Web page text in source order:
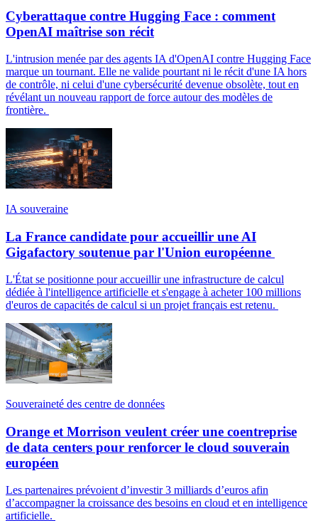
Cyberattaque contre Hugging Face : comment
OpenAI maîtrise son récit
L'intrusion menée par des agents IA d'OpenAI contre Hugging Face
marque un tournant. Elle ne valide pourtant ni le récit d'une IA hors
de contrôle, ni celui d'une cybersécurité devenue obsolète, tout en
révélant un nouveau rapport de force autour des modèles de
frontière.
IA souveraine
La France candidate pour accueillir une AI
Gigafactory soutenue par l'Union européenne
L'État se positionne pour accueillir une infrastructure de calcul
dédiée à l'intelligence artificielle et s'engage à acheter 100 millions
d'euros de capacités de calcul si un projet français est retenu.
Souveraineté des centre de données
Orange et Morrison veulent créer une coentreprise
de data centers pour renforcer le cloud souverain
européen
Les partenaires prévoient d’investir 3 milliards d’euros afin
d’accompagner la croissance des besoins en cloud et en intelligence
artificielle.